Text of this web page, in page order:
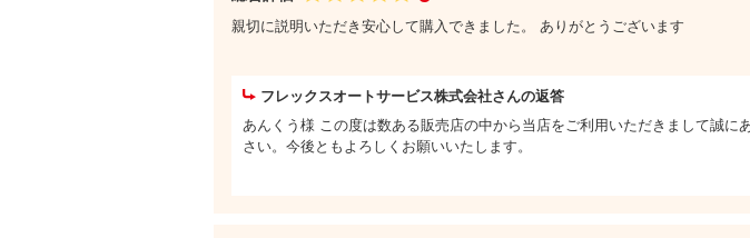
親切に説明いただき安心して購入できました。 ありがとうございます
フレックスオートサービス株式会社さんの返答
あんくう様 この度は数ある販売店の中から当店をご利用いただきまして誠
さい。今後ともよろしくお願いいたします。